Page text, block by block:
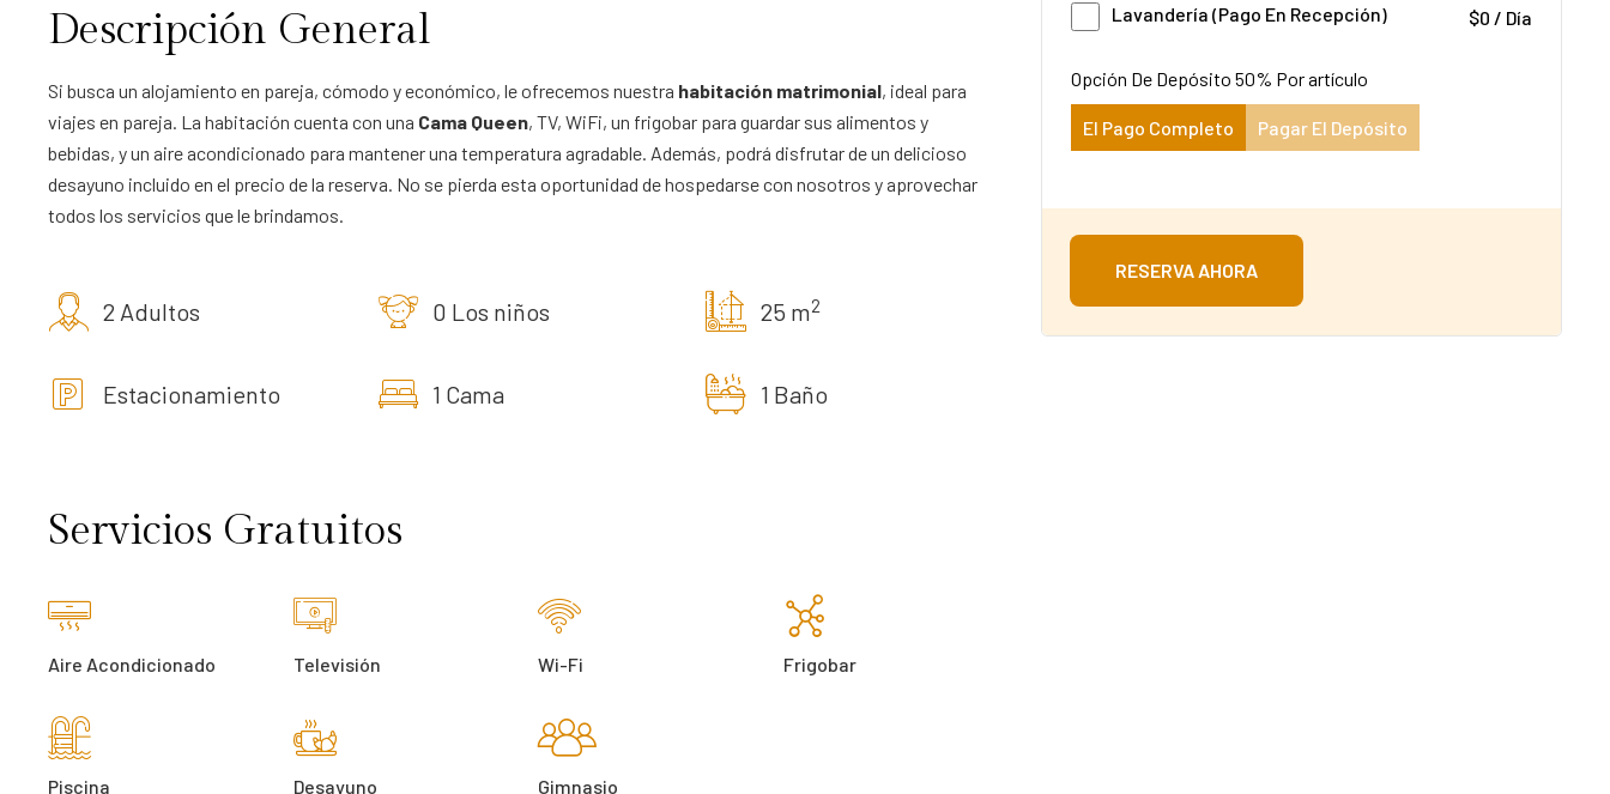
Descripción General
Si busca un alojamiento en pareja, cómodo y económico, le ofrecemos nuestra habitación matrimonial, ideal para
viajes en pareja. La habitación cuenta con una Cama Queen, TV, WiFi, un frigobar para guardar sus alimentos y
bebidas, y un aire acondicionado para mantener una temperatura agradable. Además, podrá disfrutar de un delicioso
desayuno incluido en el precio de la reserva. No se pierda esta oportunidad de hospedarse con nosotros y aprovechar
todos los servicios que le brindamos.
2 Adultos 0 Los niños 25 m2
Estacionamiento 1 Cama 1 Baño
Servicios Gratuitos
Aire Acondicionado Televisión Wi-Fi Frigobar
Piscina Desayuno Gimnasio
Lavandería (Pago En Recepción) $0 / Día
Opción De Depósito 50% Por artículo
El Pago Completo Pagar El Depósito
RESERVA AHORA